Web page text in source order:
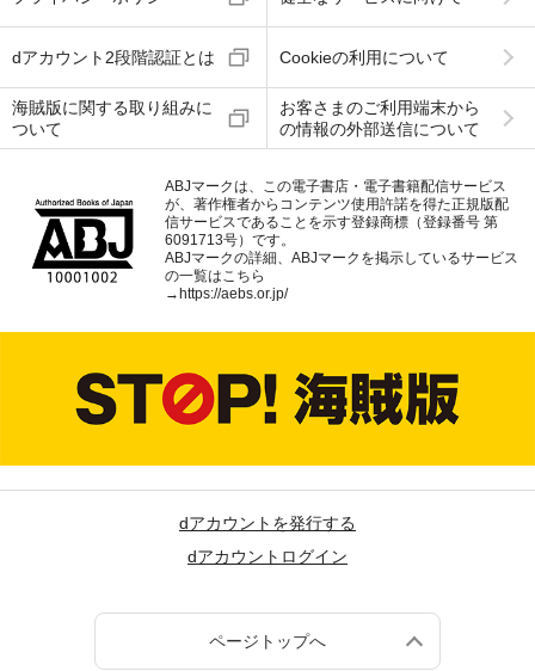
dアカウント2段階認証とは Cookieの利用について
海賊版に関する取り組みに
ついて
お客さまのご利用端末から
の情報の外部送信について
ABJマークは、この電子書店・電子書籍配信サービス
が、著作権者からコンテンツ使用許諾を得た正規版配
信サービスであることを示す登録商標（登録番号 第
6091713号）です。
ABJマークの詳細、ABJマークを掲示しているサービス
の一覧はこちら
→ https://aebs.or.jp/
dアカウントを発行する
dアカウントログイン
ページトップへ